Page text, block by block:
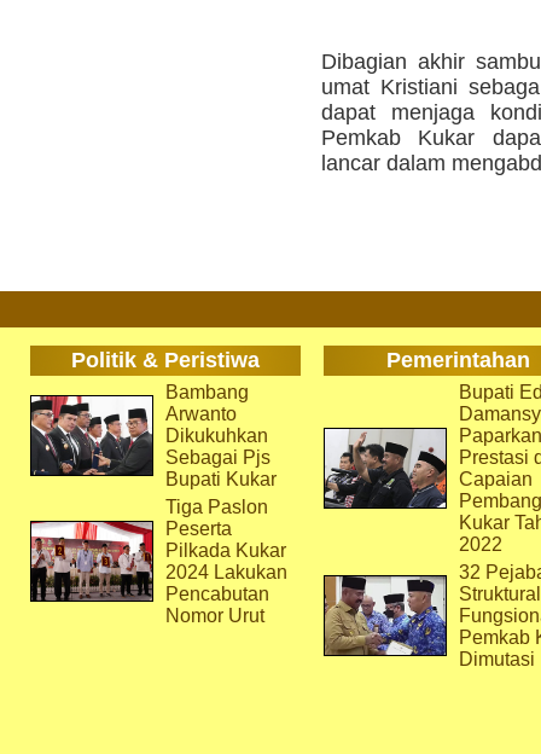
Dibagian akhir
umat Kristiani
dapat menjaga
Pemkab Kukar
lancar dalam
Politik & Peristiwa Pemerintahan
Bambang
Arwanto
Dikukuhkan
Sebagai Pjs
Bupati Kukar
Tiga Paslon
Peserta
Pilkada Kukar
2024 Lakukan
Pencabutan
Nomor Urut
Bupati
Paparkan
Prestasi
Capaian
Kukar
2022
32
Pemkab
Dimutasi